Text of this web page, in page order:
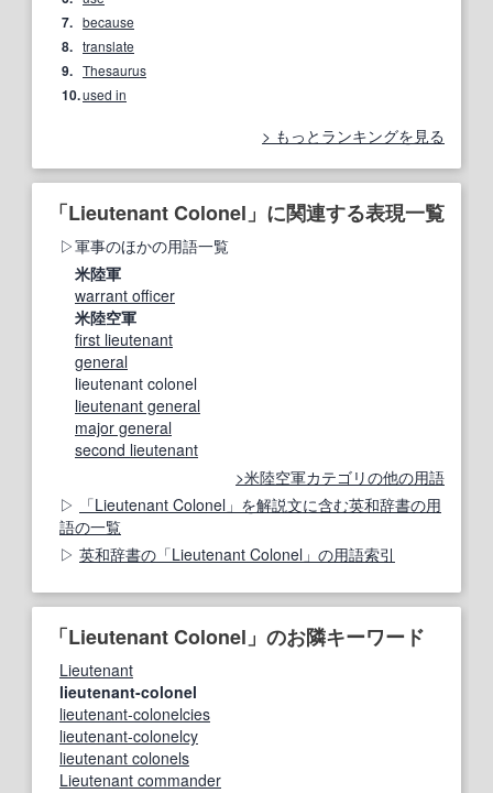
7. because
8. translate
9. Thesaurus
10.used in
もっとランキングを見る
「Lieutenant Colonel」に関連する表現一覧
軍事のほかの用語一覧
米陸軍
warrant officer
米陸空軍
first lieutenant
general
lieutenant colonel
lieutenant general
major general
second lieutenant
米陸空軍カテゴリの他の用語
「Lieutenant Colonel」を解説文に含む英和辞書の用
語の一覧
英和辞書の「Lieutenant Colonel」の用語索引
「Lieutenant Colonel」のお隣キーワード
Lieutenant
lieutenant-colonel
lieutenant-colonelcies
lieutenant-colonelcy
lieutenant colonels
Lieutenant commander